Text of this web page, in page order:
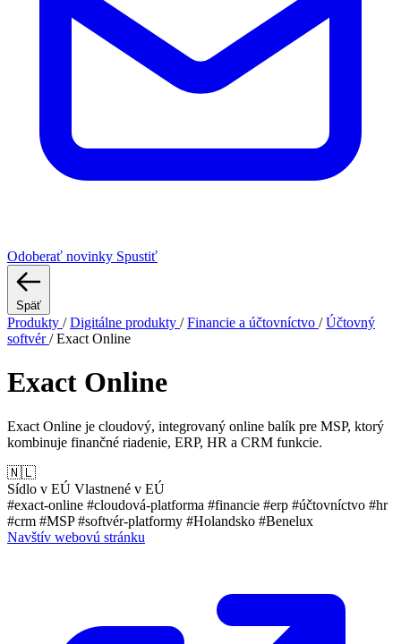
Odoberať novinky Spustiť
Späť
Produkty / Digitálne produkty / Financie a účtovníctvo / Účtovný
softvér/ Exact Online
Exact Online
Exact Online je cloudový, integrovaný online balík pre MSP, ktorý
kombinuje finančné riadenie, ERP, HR a CRM funkcie.
🇳🇱
Sídlo v EÚ Vlastnené v EÚ
#exact-online #cloudová-platforma #financie #erp #účtovníctvo #hr
#crm #MSP#softvér-platformy #Holandsko #Benelux
Navštív webovú stránku